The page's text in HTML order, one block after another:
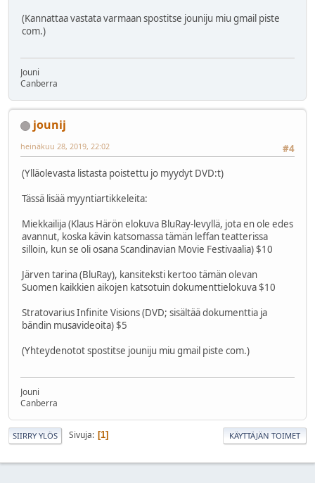
(Kannattaa vastata varmaan spostitse jouniju miu gmail piste
com.)
Jouni
Canberra
jounij
#4
heinäkuu 28, 2019, 22:02
(Ylläolevasta listasta poistettu jo myydyt DVD:t)
Tässä lisää myyntiartikkeleita:
Miekkailija (Klaus Härön elokuva BluRay-levyllä, jota en ole edes
avannut, koska kävin katsomassa tämän leffan teatterissa
silloin, kun se oli osana Scandinavian Movie Festivaalia) $10
Järven tarina (BluRay), kansiteksti kertoo tämän olevan
Suomen kaikkien aikojen katsotuin dokumenttielokuva $10
Stratovarius Infinite Visions (DVD; sisältää dokumenttia ja
bändin musavideoita) $5
(Yhteydenotot spostitse jouniju miu gmail piste com.)
Jouni
Canberra
SIIRRY YLÖS Sivuja 1 KÄYTTÄJÄN TOIMET